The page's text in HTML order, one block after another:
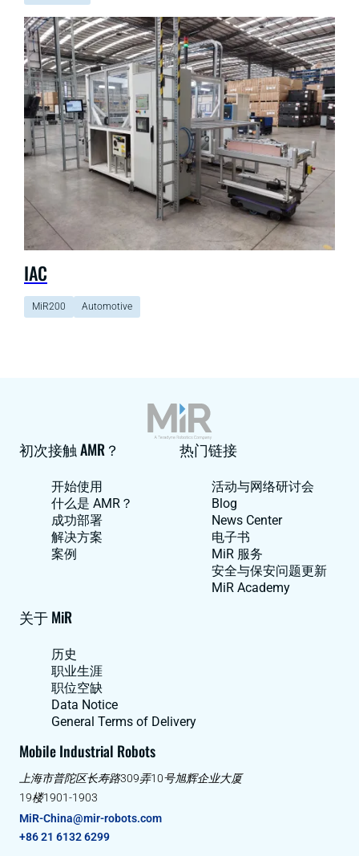
IAC
MiR200 Automotive
初次接触 AMR？
开始使用
什么是 AMR？
成功部署
解决方案
案例
热门链接
活动与网络研讨会
Blog
News Center
电子书
MiR 服务
安全与保安问题更新
MiR Academy
关于 MiR
历史
职业生涯
职位空缺
Data Notice
General Terms of Delivery
Mobile Industrial Robots
上海市普陀区长寿路309弄10号旭辉企业大厦
19楼1901-1903
MiR-China@mir-robots.com
+86 21 6132 6299